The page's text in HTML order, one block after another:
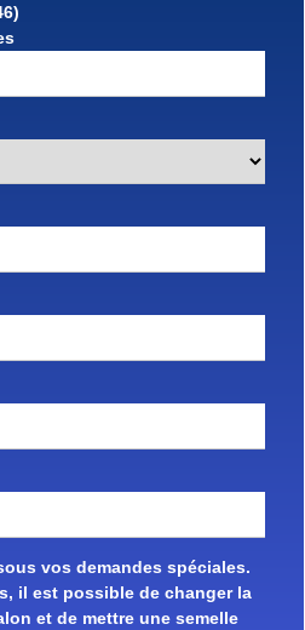
vos demandes spéciales.
il est possible de changer la
et de mettre une semelle